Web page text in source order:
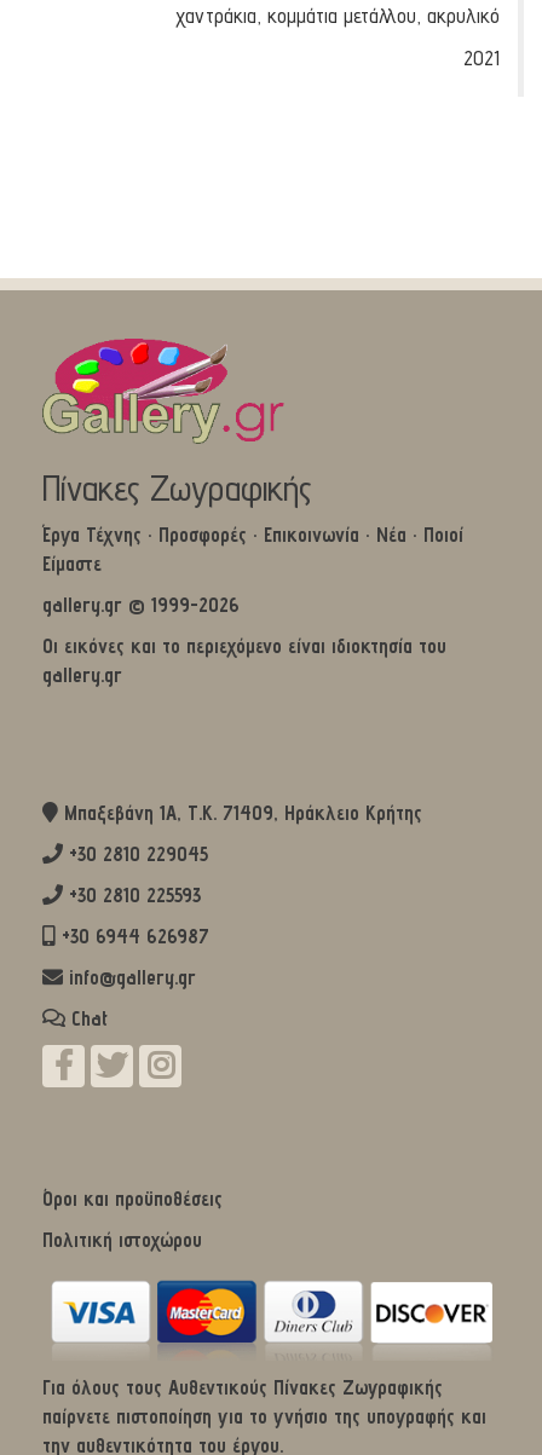
χαντράκια, κομμάτια μετάλλου, ακρυλικό
2021
Πίνακες Ζωγραφικής
Έργα Τέχνης · Προσφορές · Επικοινωνία · Νέα · Ποιοί
Είμαστε
gallery.gr © 1999-2026
Οι εικόνες και το περιεχόμενο είναι ιδιοκτησία του
gallery.gr
Μπαξεβάνη 1Α, Τ.Κ. 71409, Ηράκλειο Κρήτης
+30 2810 229045
+30 2810 225593
+30 6944 626987
info@gallery.gr
Chat
Όροι και προϋποθέσεις
Πολιτική ιστοχώρου
Για όλους τους Αυθεντικούς Πίνακες Ζωγραφικής
παίρνετε πιστοποίηση για το γνήσιο της υπογραφής και
την αυθεντικότητα του έργου.